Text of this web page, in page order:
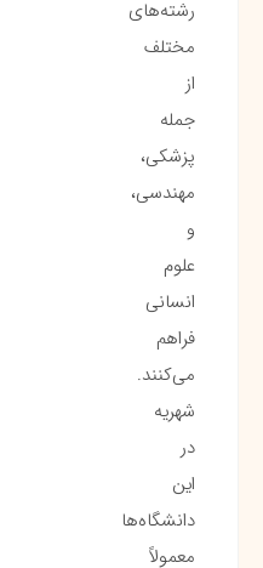
رشته‌های
مختلف
از
جمله
پزشکی،
مهندسی،
و
علوم
انسانی
فراهم
می‌کنند.
شهریه
در
این
دانشگاه‌ها
معمولاً